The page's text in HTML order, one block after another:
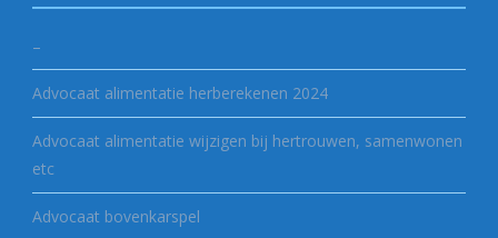
–
Advocaat alimentatie herberekenen 2024
Advocaat alimentatie wijzigen bij hertrouwen, samenwonen
etc
Advocaat bovenkarspel